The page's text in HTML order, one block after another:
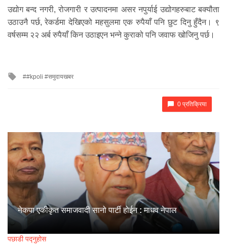
उद्योग बन्द नगरी, रोजगारी र उत्पादनमा असर नपुर्याई उद्योगहरुबाट बक्यौता
उठाउनै पर्छ, रेकर्डमा देखिएको महसुलमा एक रुपैयाँ पनि छुट दिनु हुँदैन। ९
वर्षसम्म २२ अर्ब रुपैयाँ किन उठाइएन भन्ने कुराको पनि जवाफ खोजिनु पर्छ।
Tagged
#kpoli #समुदायखबर
0 प्रतिक्रिया
नेकपा एकीकृत समाजवादी सानो पार्टी होईन : माधव नेपाल
पछाडी पद्नुहोस